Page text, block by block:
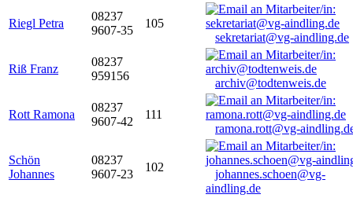
Riegl Petra
08237
9607-35
105
sekretariat@vg-aindling.de
Riß Franz
08237
959156
archiv@todtenweis.de
Rott Ramona
08237
9607-42
111
ramona.rott@vg-
Schön
Johannes
08237
9607-23
102
johannes.schoen@vg-
aindling.de